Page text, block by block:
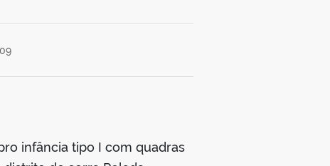
infância tipo I com quadras